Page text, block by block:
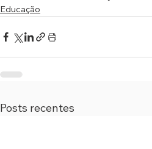
Educação
Posts recentes